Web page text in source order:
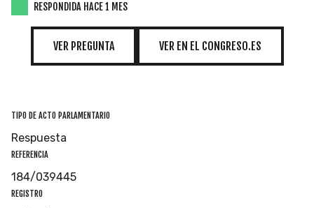
RESPONDIDA HACE 1 MES
VER PREGUNTA VER EN EL CONGRESO.ES
TIPO DE ACTO PARLAMENTARIO
Respuesta
REFERENCIA
184/039445
REGISTRO